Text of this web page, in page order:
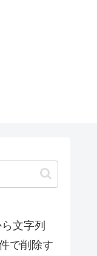
文字列
で削除す